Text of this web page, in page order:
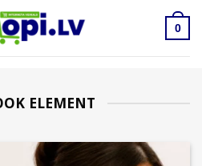
0
ELEMENT